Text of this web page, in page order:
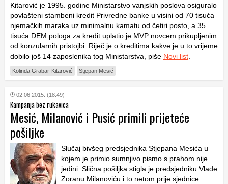
Kitarović je 1995. godine Ministarstvo vanjskih poslova osiguralo
povlašteni stambeni kredit Privredne banke u visini od 70 tisuća
njemačkih maraka uz minimalnu kamatu od četiri posto, a 35
tisuća DEM pologa za kredit uplatio je MVP novcem prikupljenim
od konzularnih pristojbi. Riječ je o kreditima kakve je u to vrijeme
dobilo još 14 zaposlenika tog Ministarstva, piše Novi list
Kolinda Grabar-Kitarović Stjepan Mesić
02.06.2015. (18:49)
Kampanja bez rukavica
Mesić, Milanović i Pusić primili prijeteće
pošiljke
Slučaj bivšeg predsjednika Stjepana Mesića u
kojem je primio sumnjivo pismo s prahom nije
jedini. Slična pošiljka stigla je predsjedniku Vlade
Zoranu Milanoviću i to netom prije sjednice